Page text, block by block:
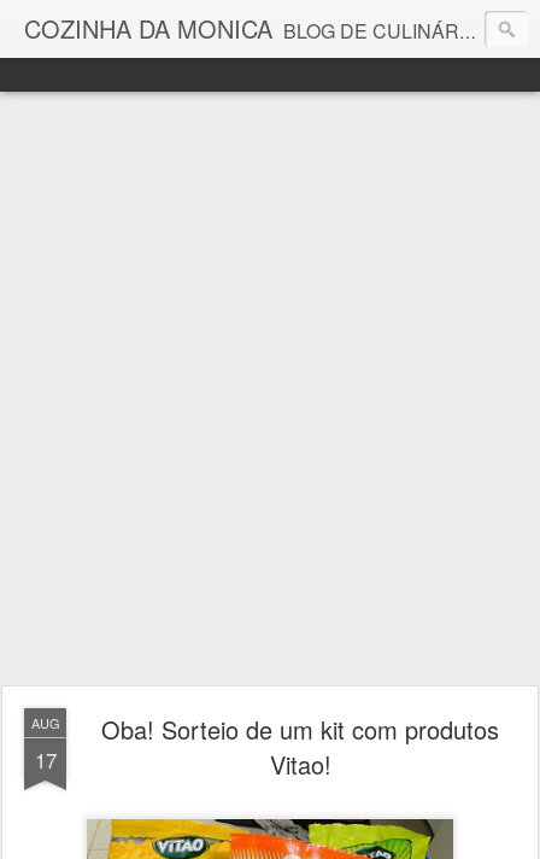
COZINHA DA MONICA BLOG DE CULINÁRIA E GASTRONOMIA COM RECEITAS, DICAS, CURIOSIDADES GASTRONÔMICAS E MUITO MAIS.
AUG
17
Oba! Sorteio de um kit com produtos
Vitao!